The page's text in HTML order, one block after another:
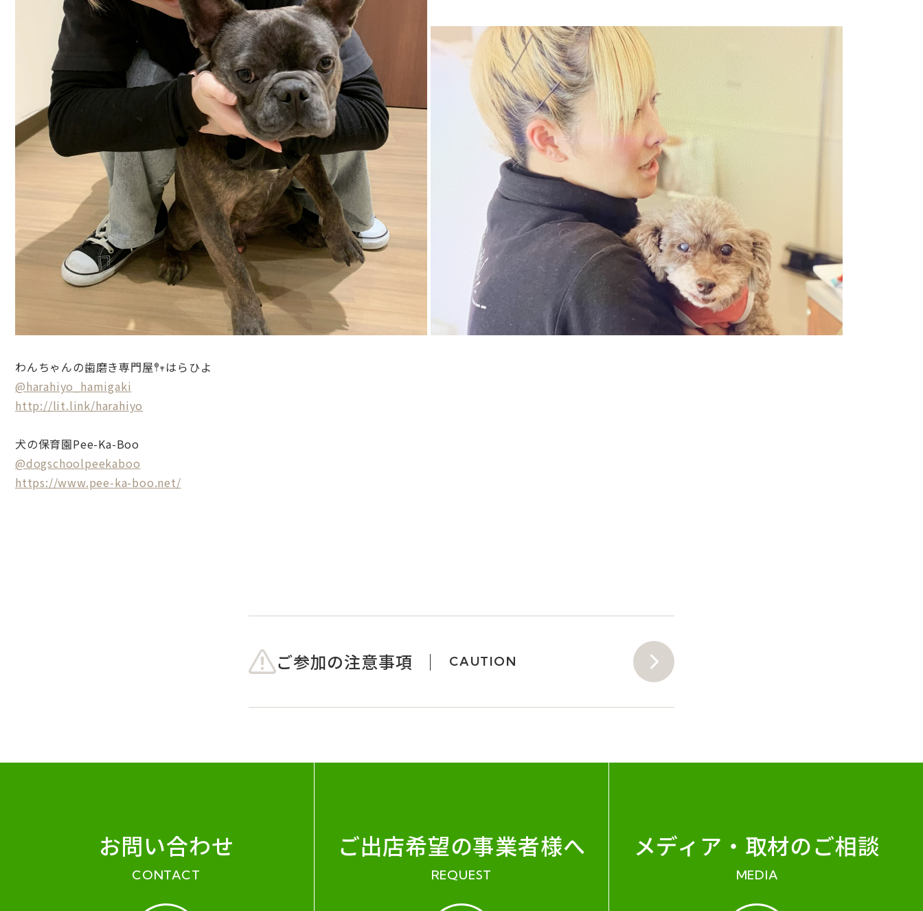
わんちゃんの歯磨き専門屋𖤣𖥧はらひよ
@harahiyo_hamigaki
http://lit.link/harahiyo
犬の保育園Pee-Ka-Boo
@dogschoolpeekaboo
https://www.pee-ka-boo.net/
ご参加の注意事項 CAUTION
お問い合わせ
CONTACT
ご出店希望の事業者様へ
REQUEST
メディア・ 取材のご相談
MEDIA